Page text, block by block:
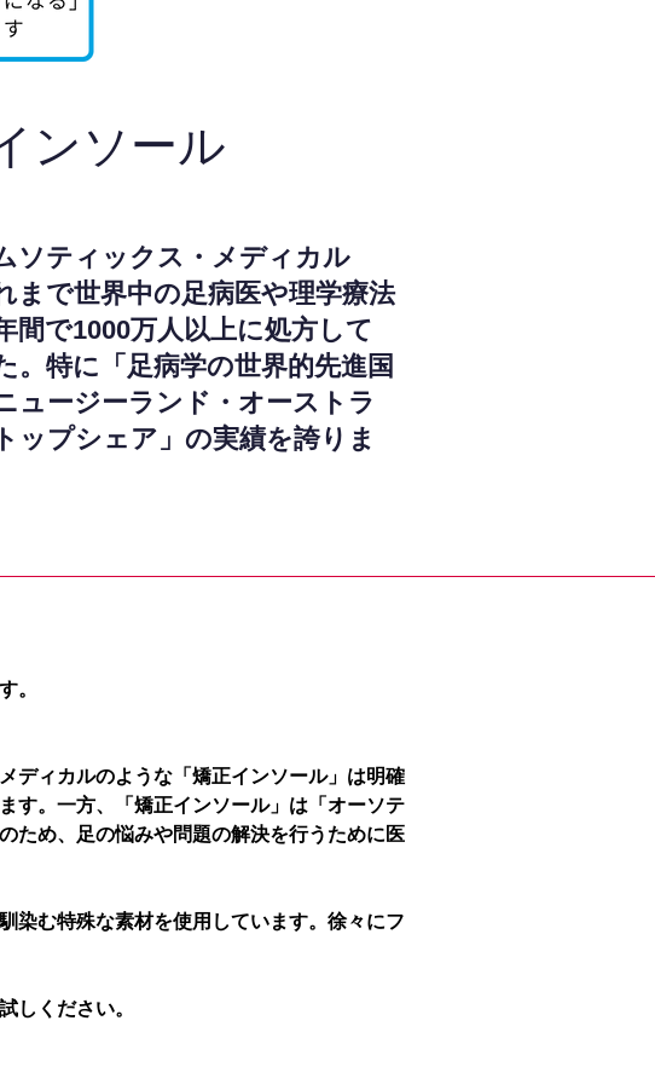
ンソール
ソティックス・メディカル
まで世界中の足病医や理学療法
間で1000万人以上に処方して
。特に「足病学の世界的先進国
ュージーランド・オーストラ
ップシェア」の実績を誇りま
。
ディカルのような「矯正インソール」は明確
す。一方、「矯正インソール」は「オーソテ
ため、足の悩みや問題の解決を行うために医
染む特殊な素材を使用しています。徐々にフ
しください。